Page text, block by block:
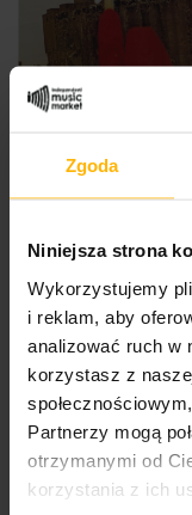
Zgoda
Niniejsza strona
Wykorzystujemy
i reklam, aby
analizować ruch w
korzystasz z
Partnerzy mogą
otrzymanymi od
korzystania z ich
Dead Can Dance -
And Ideal (CD)